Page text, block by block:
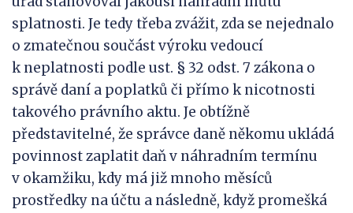
splatnosti. Je tedy třeba zvážit, zda se nejednalo
o zmatečnou součást výroku vedoucí
k neplatnosti podle ust. § 32 odst. 7 zákona o
správě daní a poplatků či přímo k nicotnosti
takového právního aktu. Je obtížně
představitelné, že správce daně někomu ukládá
povinnost zaplatit daň v náhradním termínu
v okamžiku, kdy má již mnoho měsíců
prostředky na účtu a následně, když promešká